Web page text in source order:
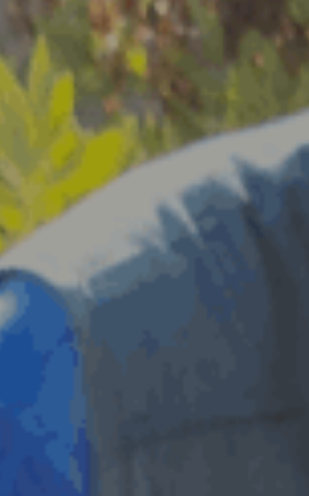
Media
Planos Diretores de Iluminação do
Concelho
EN